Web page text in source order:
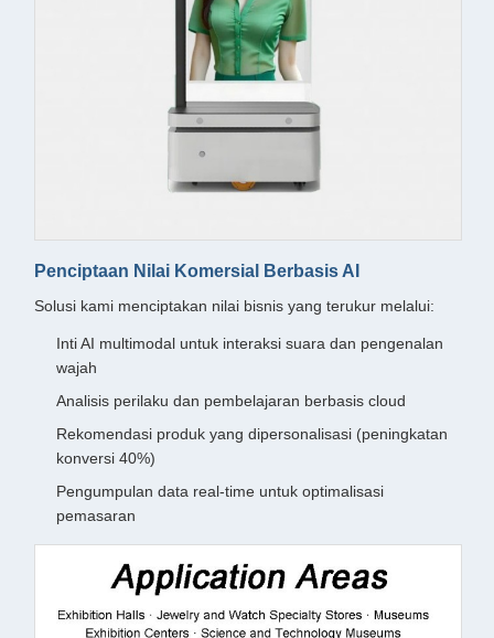
Penciptaan Nilai Komersial Berbasis AI
Solusi kami menciptakan nilai bisnis yang terukur melalui:
Inti AI multimodal untuk interaksi suara dan pengenalan
wajah
Analisis perilaku dan pembelajaran berbasis cloud
Rekomendasi produk yang dipersonalisasi (peningkatan
konversi 40%)
Pengumpulan data real-time untuk optimalisasi
pemasaran